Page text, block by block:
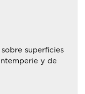
sobre superficies
y de